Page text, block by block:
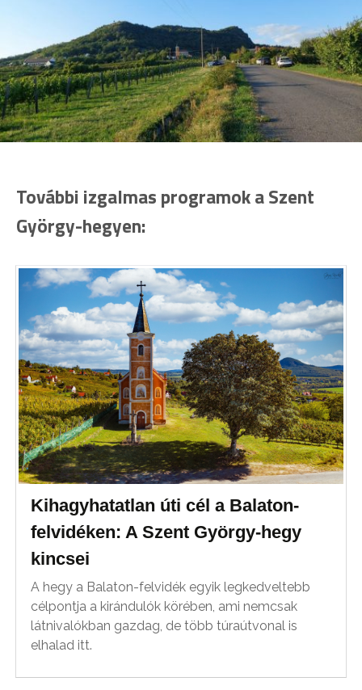
További izgalmas programok a Szent
György-hegyen:
Kihagyhatatlan úti cél a Balaton-
felvidéken: A Szent György-hegy
kincsei
A hegy a Balaton-felvidék egyik legkedveltebb
célpontja a kirándulók körében, ami nemcsak
látnivalókban gazdag, de több túraútvonal is
elhalad itt.